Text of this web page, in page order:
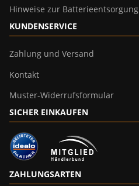
Hinweise zur Batterieentsorgung
KUNDENSERVICE
Zahlung und Versand
Kontakt
Muster-Widerrufsformular
SICHER EINKAUFEN
ZAHLUNGSARTEN